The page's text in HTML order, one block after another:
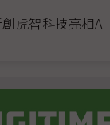
虎智科技亮相AI